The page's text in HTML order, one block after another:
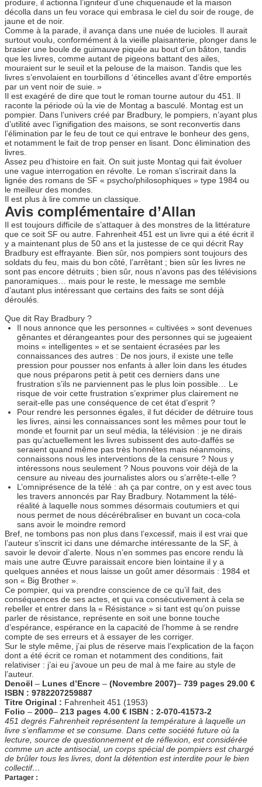
produire, il actionna l’igniteur d’une chiquenaude et la maison
décolla dans un feu vorace qui embrasa le ciel du soir de rouge, de
jaune et de noir.
Comme à la parade, il avança dans une nuée de lucioles. Il aurait
surtout voulu, conformément à la vieille plaisanterie, plonger dans le
brasier une boule de guimauve piquée au bout d’un bâton, tandis
que les livres, comme autant de pigeons battant des ailes,
mouraient sur le seuil et la pelouse de la maison. Tandis que les
livres s’envolaient en tourbillons d ‘étincelles avant d’être emportés
par un vent noir de suie. »
Il est exagéré de dire que tout le roman tourne autour du 451. Il
raconte la période où la vie de Montag a basculé. Montag est un
pompier. Dans l’univers créé par Bradbury, le pompiers, n’ayant plus
d’utilité avec l’ignifigation des maisons, se sont reconvertis dans
l’élimination par le feu de tout ce qui entrave le bonheur des gens,
et notamment le fait de trop penser en lisant. Donc élimination des
livres.
Assez peu d’histoire en fait. On suit juste Montag qui fait évoluer
une vague interrogation en révolte. Le roman s’iscrirait dans la
lignée des romans de SF « psycho/philosophiques » type 1984 ou
le meilleur des mondes.
Il est plus à lire comme un classique.
Avis complémentaire d’Allan
Il est toujours difficile de s’attaquer à des monstres de la littérature
que ce soit SF ou autre. Fahrenheit 451 est un livre qui a été écrit il
y a maintenant plus de 50 ans et la justesse de ce qui décrit Ray
Bradbury est effrayante. Bien sûr, nos pompiers sont toujours des
soldats du feu, mais du bon côté, l’arrêtant ; bien sûr les livres ne
sont pas encore détruits ; bien sûr, nous n’avons pas des télévisions
panoramiques… mais pour le reste, le message me semble
d’autant plus intéressant que certains des faits se sont déjà
déroulés.
Que dit Ray Bradbury ?
Il nous annonce que les personnes « cultivées » sont devenues
gênantes et dérangeantes pour des personnes qui se jugeaient
moins « intelligentes » et se sentaient écrasées par les
connaissances des autres : De nos jours, il existe une telle
pression pour pousser nos enfants à aller loin dans les études
que nous préparons petit à petit ces derniers dans une
frustration s’ils ne parviennent pas le plus loin possible… Le
risque de voir cette frustration s’exprimer plus clairement ne
serait-elle pas une conséquence de cet état d’esprit ?
Pour rendre les personnes égales, il fut décider de détruire tous
les livres, ainsi les connaissances sont les mêmes pour tout le
monde et fournit par un seul média, la télévision : je ne dirais
pas qu’actuellement les livres subissent des auto-daffés se
seraient quand même pas très honnêtes mais néanmoins,
connaissons nous les interventions de la censure ? Nous y
intéressons nous seulement ? Nous pouvons voir déjà de la
censure au niveau des journalistes alors ou s’arrête-t-elle ?
L’omniprésence de la télé : ah ça par contre, on y est avec tous
les travers annoncés par Ray Bradbury. Notamment la télé-
réalité à laquelle nous sommes désormais coutumiers et qui
nous permet de nous décérébraliser en buvant un coca-cola
sans avoir le moindre remord
Bref, ne tombons pas non plus dans l’excessif, mais il est vrai que
l’auteur s’inscrit ici dans une démarche intéressante de la SF, à
savoir le devoir d’alerte. Nous n’en sommes pas encore rendu là
mais une autre Œuvre paraissait encore bien lointaine il y a
quelques années et nous laisse un goût amer désormais : 1984 et
son « Big Brother ».
Ce pompier, qui va prendre conscience de ce qu’il fait, des
conséquences de ses actes, et qui va consécutivement à cela se
rebeller et entrer dans la « Résistance » si tant est qu’on puisse
parler de résistance, représente en soit une bonne touche
d’espérance, espérance en la capacité de l’homme à se rendre
compte de ses erreurs et à essayer de les corriger.
Sur le style même, j’ai plus de réserve mais l’explication de la façon
dont a été écrit ce roman et notamment des conditions, fait
relativiser : j’ai eu j’avoue un peu de mal à me faire au style de
l’auteur.
Denoël – Lunes d’Encre – (Novembre 2007)– 739 pages 29.00 €
ISBN : 9782207259887
Titre Original : Fahrenheit 451 (1953)
Folio – 2000– 213 pages 4.00 € ISBN : 2-070-41573-2
451 degrés Fahrenheit représentent la température à laquelle un
livre s’enflamme et se consume. Dans cette société future où la
lecture, source de questionnement et de réflexion, est considérée
comme un acte antisocial, un corps spécial de pompiers est chargé
de brûler tous les livres, dont la détention est interdite pour le bien
collectif…
Partager :